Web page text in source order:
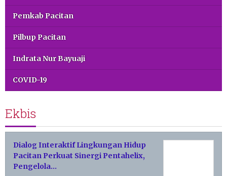
Pemkab Pacitan
Pilbup Pacitan
Indrata Nur Bayuaji
COVID-19
Ekbis
Dialog Interaktif Lingkungan Hidup
Pacitan Perkuat Sinergi Pentahelix,
Pengelola…